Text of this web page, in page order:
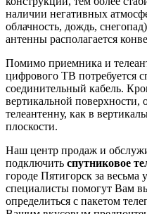
наличии негативных
облачность, дождь,
антенны располагается
Помимо приемника и
цифрового ТВ потребуется
соединительный кабель.
вертикальной поверхности,
телеантенну, как в
плоскости.
Наш центр продаж и
подключить спутниковое
городе Пятигорск за
специалисты помогут Вам
определиться с пакетом